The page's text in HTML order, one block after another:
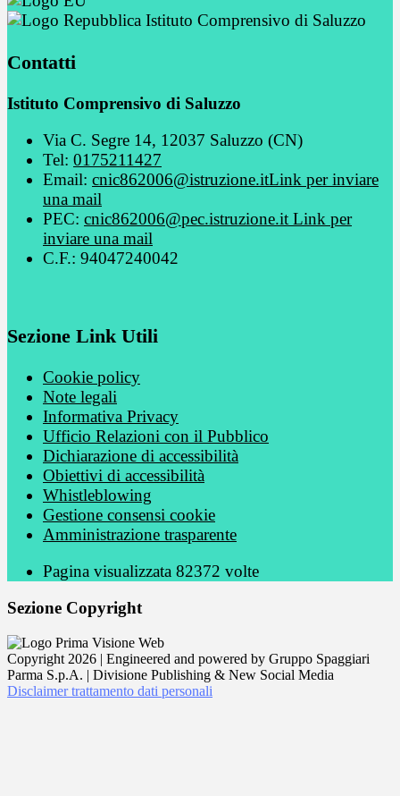
Istituto Comprensivo di Saluzzo
Contatti
Istituto Comprensivo di Saluzzo
Via C. Segre 14, 12037 Saluzzo (CN)
Tel: 0175211427
Email: cnic862006@istruzione.itLink per inviare
una mail
PEC: cnic862006@pec.istruzione.it Link per
inviare una mail
C.F.: 94047240042
Sezione Link Utili
Cookie policy
Note legali
Informativa Privacy
Ufficio Relazioni con il Pubblico
Dichiarazione di accessibilità
Obiettivi di accessibilità
Whistleblowing
Gestione consensi cookie
Amministrazione trasparente
Pagina visualizzata 82372 volte
Sezione Copyright
Copyright 2026 | Engineered and powered by Gruppo Spaggiari
Parma S.p.A. | Divisione Publishing & New Social Media
Disclaimer trattamento dati personali